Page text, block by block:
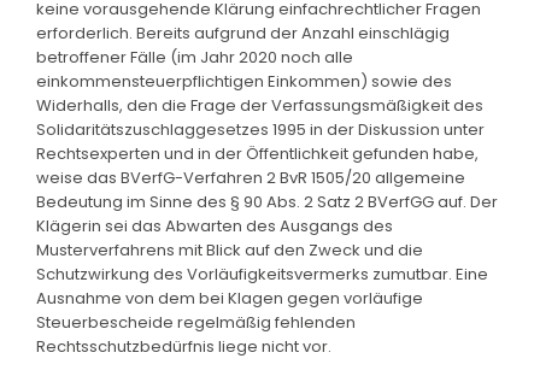
keine vorausgehende Klärung einfachrechtlicher Fragen
erforderlich. Bereits aufgrund der Anzahl einschlägig
betroffener Fälle (im Jahr 2020 noch alle
einkommensteuerpflichtigen Einkommen) sowie des
Widerhalls, den die Frage der Verfassungsmäßigkeit des
Solidaritätszuschlaggesetzes 1995 in der Diskussion unter
Rechtsexperten und in der Öffentlichkeit gefunden habe,
weise das BVerfG-Verfahren 2 BvR 1505/20 allgemeine
Bedeutung im Sinne des § 90 Abs. 2 Satz 2 BVerfGG auf. Der
Klägerin sei das Abwarten des Ausgangs des
Musterverfahrens mit Blick auf den Zweck und die
Schutzwirkung des Vorläufigkeitsvermerks zumutbar. Eine
Ausnahme von dem bei Klagen gegen vorläufige
Steuerbescheide regelmäßig fehlenden
Rechtsschutzbedürfnis liege nicht vor.